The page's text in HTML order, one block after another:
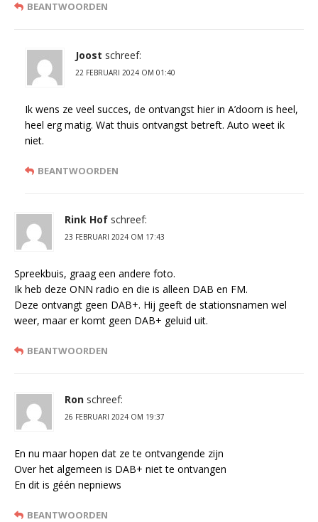
BEANTWOORDEN
Joost schreef:
22 FEBRUARI 2024 OM 01:40
Ik wens ze veel succes, de ontvangst hier in A’doorn is heel,
heel erg matig. Wat thuis ontvangst betreft. Auto weet ik
niet.
BEANTWOORDEN
Rink Hof schreef:
23 FEBRUARI 2024 OM 17:43
Spreekbuis, graag een andere foto.
Ik heb deze ONN radio en die is alleen DAB en FM.
Deze ontvangt geen DAB+. Hij geeft de stationsnamen wel
weer, maar er komt geen DAB+ geluid uit.
BEANTWOORDEN
Ron schreef:
26 FEBRUARI 2024 OM 19:37
En nu maar hopen dat ze te ontvangende zijn
Over het algemeen is DAB+ niet te ontvangen
En dit is géén nepniews
BEANTWOORDEN